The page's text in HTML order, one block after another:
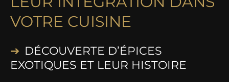
VOTRE CUISINE
DÉCOUVERTE D’ÉPICES
EXOTIQUES ET LEUR HISTOIRE